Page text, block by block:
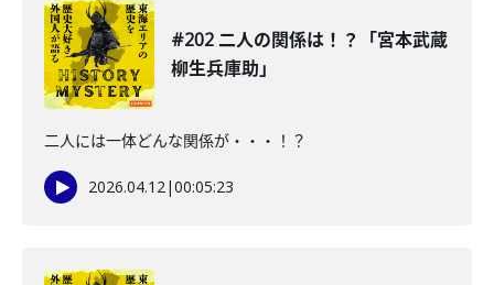
#202 二人の関係は！？「宮本武蔵
柳生兵庫助」
二人には一体どんな関係が・・・！？
2026.04.12|00:05:23